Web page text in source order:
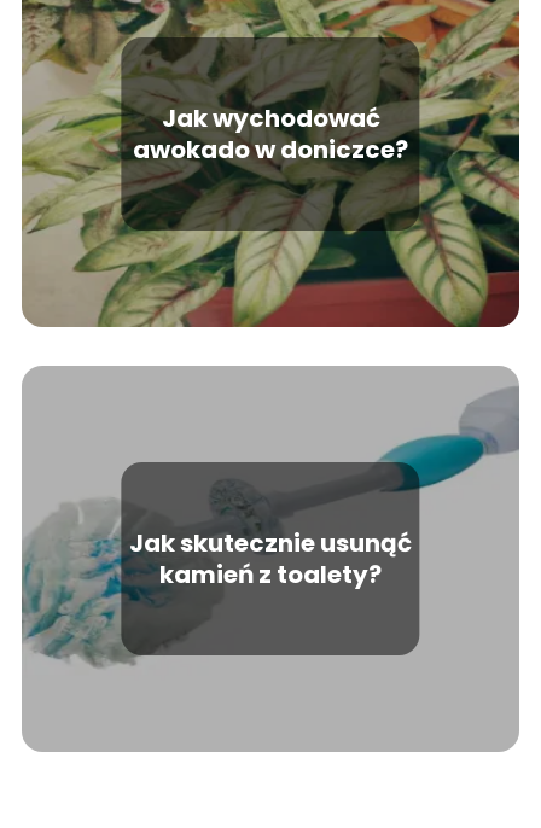
Jak wychodować
awokado w doniczce?
Jak skutecznie usunąć
kamień z toalety?